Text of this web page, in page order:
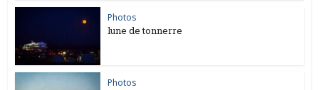
Photos
lune de tonnerre
Photos